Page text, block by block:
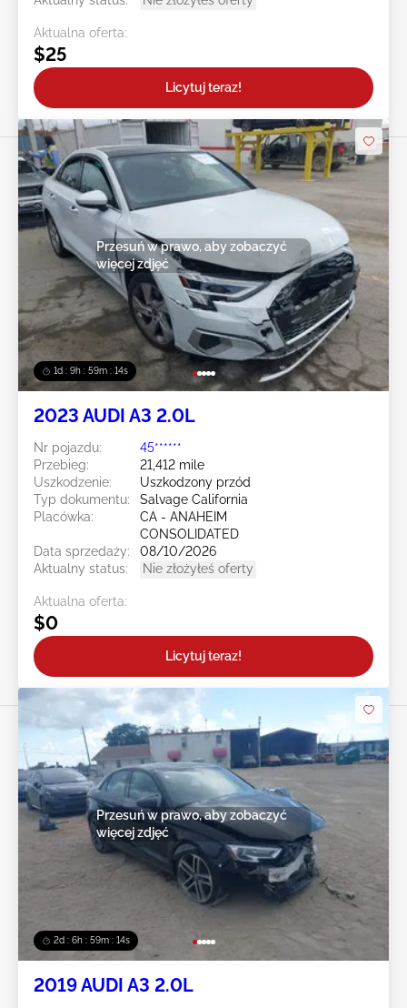
Aktualna oferta:
$25
Licytuj teraz!
1d : 9h : 59m : 11s
Przesuń w prawo, aby zobaczyć
więcej zdjęć
2023 AUDI A3 2.0L
Nr pojazdu:
45******
Przebieg:
21,412 mile
Uszkodzenie:
Uszkodzony przód
Typ dokumentu:
Salvage California
Placówka:
CA - ANAHEIM
CONSOLIDATED
Data sprzedaży:
08/10/2026
Aktualny status:
Nie złożyłeś oferty
Aktualna oferta:
$0
Licytuj teraz!
2d : 6h : 59m : 11s
Przesuń w prawo, aby zobaczyć
więcej zdjęć
2019 AUDI A3 2.0L